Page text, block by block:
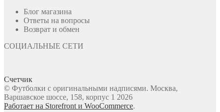
Блог магазина
Ответы на вопросы
Возврат и обмен
СОЦИАЛЬНЫЕ СЕТИ
Счетчик
© Футболки с оригинальными надписями. Москва,
Варшавское шоссе, 158, корпус 1 2026
Работает на Storefront и WooCommerce.